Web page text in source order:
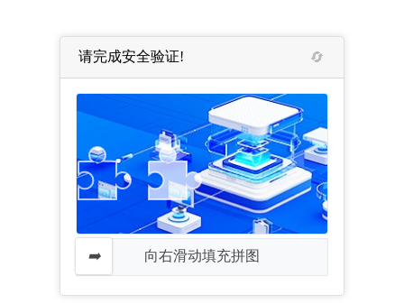
请完成安全验证!
向右滑动填充拼图